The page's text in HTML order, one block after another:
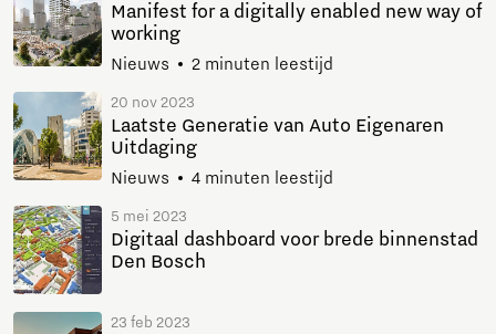
Manifest for a digitally enabled new way of
working
Nieuws 2 minuten leestijd
20 nov 2023
Laatste Generatie van Auto Eigenaren
Uitdaging
Nieuws 4 minuten leestijd
5 mei 2023
Digitaal dashboard voor brede binnenstad
Den Bosch
23 feb 2023